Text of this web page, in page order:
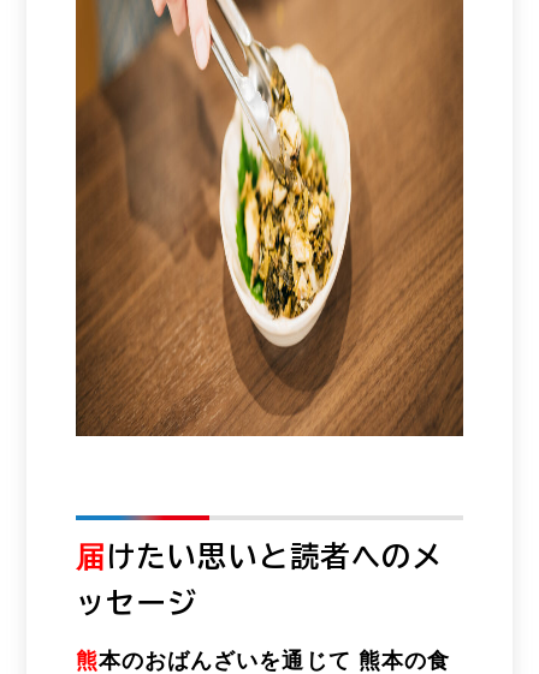
届 けたい思いと読者へのメ
ッセージ
熊本のおばんざいを通じて 熊本の食